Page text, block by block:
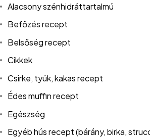
Alacsony szénhidráttartalmú
Befőzés recept
Belsőség recept
Cikkek
Csirke, tyúk, kakas recept
Édes muffin recept
Egészség
Egyéb hús recept (bárány, birka,